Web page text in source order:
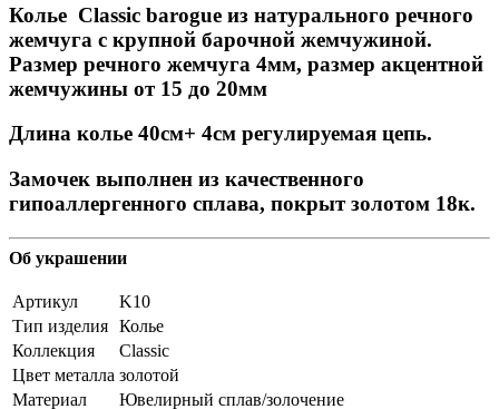
Колье Classic barogue из натурального речного
жемчуга с крупной барочной жемчужиной.
Размер речного жемчуга 4мм, размер акцентной
жемчужины от 15 до 20мм
Длина колье 40см+ 4см регулируемая цепь.
Замочек выполнен из качественного
гипоаллергенного сплава, покрыт золотом 18к.
Об украшении
Артикул
K10
Тип изделия Колье
Коллекция
Classic
Цвет металла золотой
Материал
Ювелирный сплав/золочение